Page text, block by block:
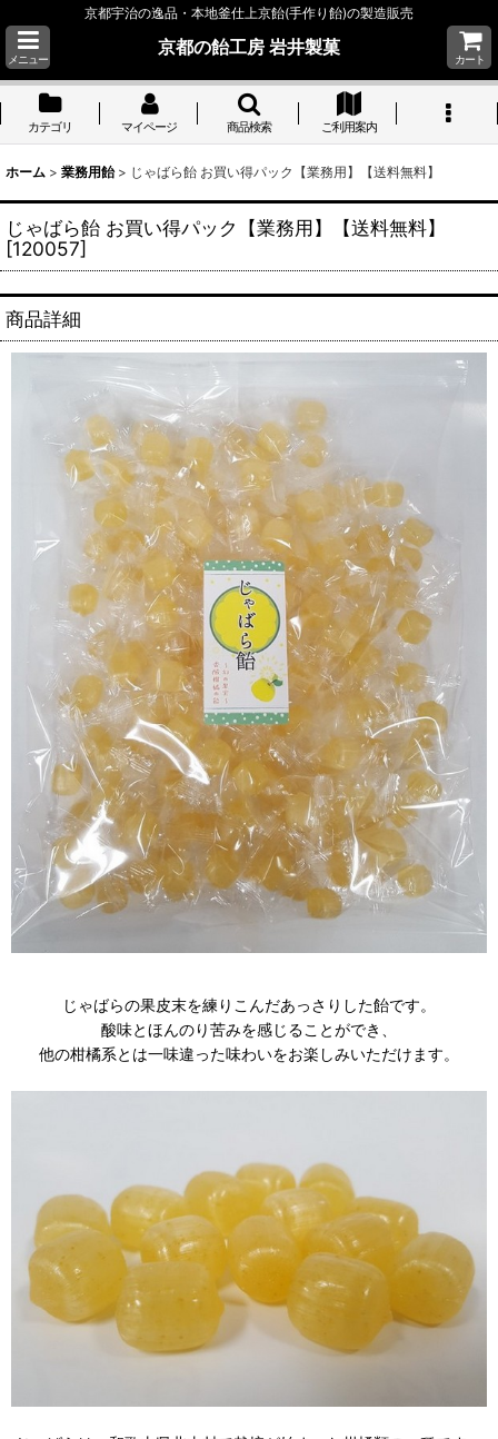
京都宇治の逸品・本地釜仕上京飴(手作り飴)の製造販売
メニュー
京都の飴工房 岩井製菓
カート
カテゴリ マイページ 商品検索 ご利用案内
ホーム > 業務用飴 > じゃばら飴 お買い得パック【業務用】【送料無料】
じゃばら飴 お買い得パック【業務用】【送料無料】
[120057]
商品詳細
じゃばらの果皮末を練りこんだあっさりした飴です。
酸味とほんのり苦みを感じることができ、
他の柑橘系とは一味違った味わいをお楽しみいただけます。